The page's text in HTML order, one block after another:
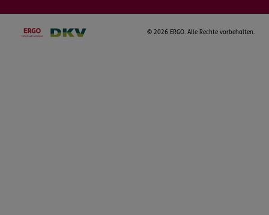
© 2026 ERGO. Alle Rechte vorbehalten.